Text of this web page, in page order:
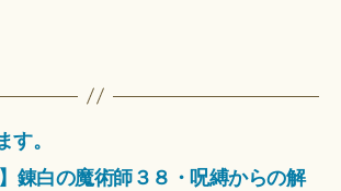
す。
】錬白の魔術師３８・呪縛からの解